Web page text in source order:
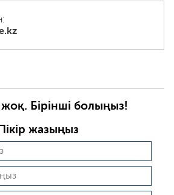
жоқ. Бірінші болыңыз!
жазыңыз